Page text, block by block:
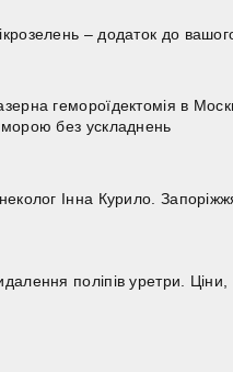
– додаток до
гемороїдектомія в
без ускладнень
Інна Курило.
поліпів уретри. Ціни,